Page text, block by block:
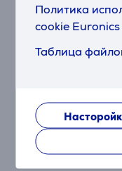
Политика
cookie Euronics
Таблица
и рекомендации
Следите за
отслеживать
режиме реального
предыдущим
если превысите